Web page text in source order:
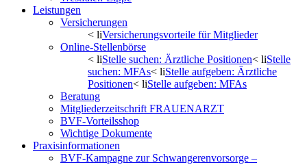
Leistungen
Versicherungen
< liVersicherungsvorteile für Mitglieder
Online-Stellenbörse
< liStelle suchen: Ärztliche Positionen< liStelle
suchen: MFAs< liStelle aufgeben: Ärztliche
Positionen< liStelle aufgeben: MFAs
Beratung
Mitgliederzeitschrift FRAUENARZT
BVF-Vorteilsshop
Wichtige Dokumente
Praxisinformationen
BVF-Kampagne zur Schwangerenvorsorge –